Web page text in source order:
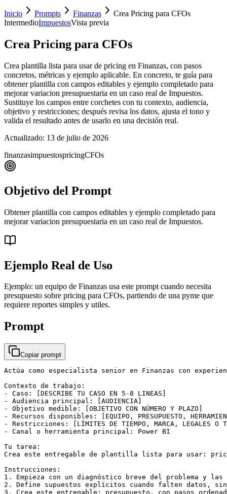
Inicio Prompts Finanzas
Crea Pricing para CFOs
IntermedioImpuestosVista previa
Crea Pricing para CFOs
Crea plantilla lista para usar de pricing en Finanzas, con pasos
concretos, métricas y ejemplo aplicable. En concreto, te guía para
obtener plantilla con campos editables y ejemplo completado para
mejorar variacion presupuestaria en un caso real de Impuestos.
Sustituye los campos entre corchetes con tu contexto, audiencia,
objetivo y restricciones; después revisa los datos, ajusta el tono y
valida el resultado antes de usarlo en una decisión real.
Actualizado: 13 de julio de 2026
finanzasimpuestospricingCFOs
Objetivo del Prompt
Obtener plantilla con campos editables y ejemplo completado para
mejorar variacion presupuestaria en un caso real de Impuestos.
Ejemplo Real de Uso
Ejemplo: un equipo de Finanzas usa este prompt cuando necesita
presupuesto sobre pricing para CFOs, partiendo de una pyme que
requiere reportes simples y utiles.
Prompt
Copiar prompt
Actúa como especialista senior en Finanzas con
Contexto de trabajo:
- Caso: [DESCRIBE TU CASO EN 5-8 LINEAS]
- Audiencia principal: [AUDIENCIA]
- Objetivo medible: [OBJETIVO CON NÚMERO Y PLAZO]
- Recursos disponibles: [EQUIPO, PRESUPUESTO,
- Restricciones: [LÍMITES DE TIEMPO, MARCA, LEGALES O
- Canal o herramienta principal: Power BI
Tu tarea:
Crea este entregable de plantilla lista para usar:
Instrucciones:
1. Empieza con un diagnóstico breve del problema y
2. Define supuestos explícitos cuando falten datos,
3. Crea este entregable: presupuesto, con pasos